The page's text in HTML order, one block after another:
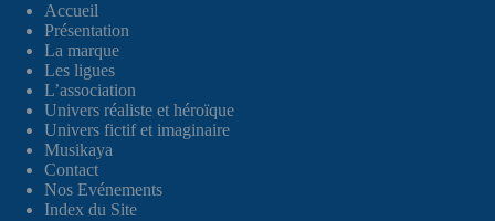
Accueil
Présentation
La marque
Les ligues
L’association
Univers réaliste et héroïque
Univers fictif et imaginaire
Musikaya
Contact
Nos Evénements
Index du Site